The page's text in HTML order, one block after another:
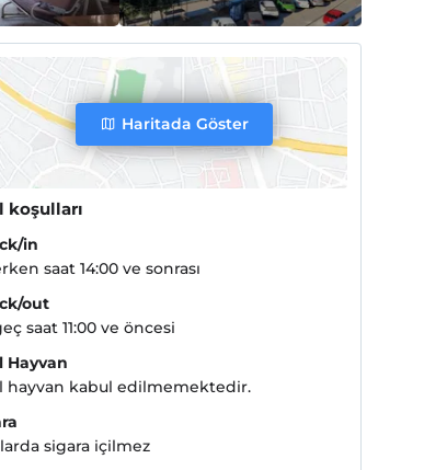
Haritada Göster
koşulları
in
saat 14:00 ve sonrası
out
saat 11:00 ve öncesi
Hayvan
hayvan kabul edilmemektedir.
sigara içilmez